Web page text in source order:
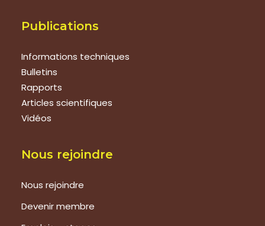
Publications
Informations techniques
Bulletins
Rapports
Articles scientifiques
Vidéos
Nous rejoindre
Nous rejoindre
Devenir membre